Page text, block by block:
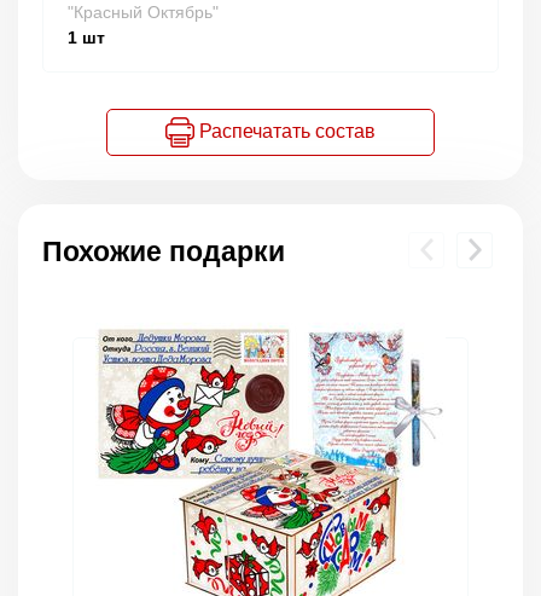
"Красный Октябрь"
1 шт
Распечатать состав
Похожие подарки